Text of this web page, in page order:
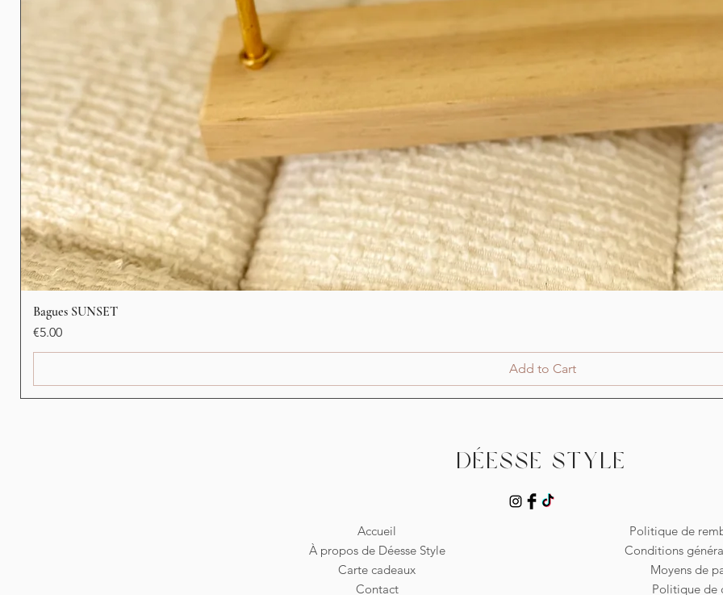
Bagues SUNSET
Price
€5.00
Add to Cart
Déesse Style
Accueil
À propos de Déesse Style
Carte cadeaux
Contact
Politique de
Conditions
Moyens de
Politique de